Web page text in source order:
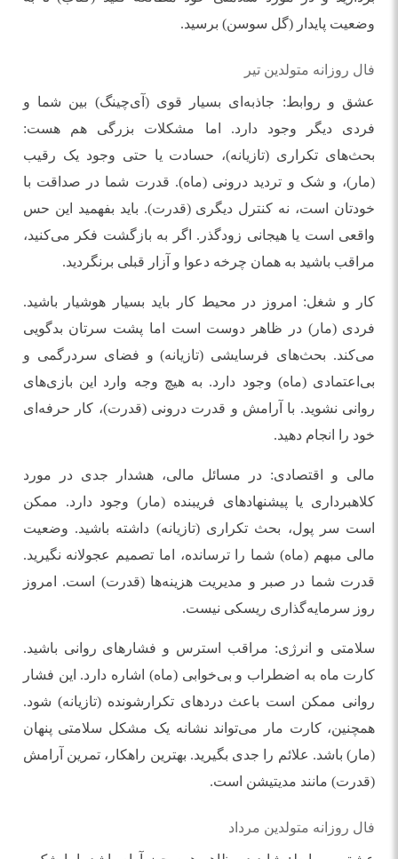
وضعیت پایدار (گل سوسن) برسید.
فال روزانه متولدین تیر
عشق و روابط: جاذبه‌ای بسیار قوی (آی‌چینگ) بین شما و
فردی دیگر وجود دارد. اما مشکلات بزرگی هم هست:
بحث‌های تکراری (تازیانه)، حسادت یا حتی وجود یک رقیب
(مار)، و شک و تردید درونی (ماه). قدرت شما در صداقت با
خودتان است، نه کنترل دیگری (قدرت). باید بفهمید این حس
واقعی است یا هیجانی زودگذر. اگر به بازگشت فکر می‌کنید،
مراقب باشید به همان چرخه دعوا و آزار قبلی برنگردید.
کار و شغل: امروز در محیط کار باید بسیار هوشیار باشید.
فردی (مار) در ظاهر دوست است اما پشت سرتان بدگویی
می‌کند. بحث‌های فرسایشی (تازیانه) و فضای سردرگمی و
بی‌اعتمادی (ماه) وجود دارد. به هیچ وجه وارد این بازی‌های
روانی نشوید. با آرامش و قدرت درونی (قدرت)، کار حرفه‌ای
خود را انجام دهید.
مالی و اقتصادی: در مسائل مالی، هشدار جدی در مورد
کلاهبرداری یا پیشنهادهای فریبنده (مار) وجود دارد. ممکن
است سر پول، بحث تکراری (تازیانه) داشته باشید. وضعیت
مالی مبهم (ماه) شما را ترسانده، اما تصمیم عجولانه نگیرید.
قدرت شما در صبر و مدیریت هزینه‌ها (قدرت) است. امروز
روز سرمایه‌گذاری ریسکی نیست.
سلامتی و انرژی: مراقب استرس و فشارهای روانی باشید.
کارت ماه به اضطراب و بی‌خوابی (ماه) اشاره دارد. این فشار
روانی ممکن است باعث دردهای تکرارشونده (تازیانه) شود.
همچنین، کارت مار می‌تواند نشانه یک مشکل سلامتی پنهان
(مار) باشد. علائم را جدی بگیرید. بهترین راهکار، تمرین آرامش
(قدرت) مانند مدیتیشن است.
فال روزانه متولدین مرداد